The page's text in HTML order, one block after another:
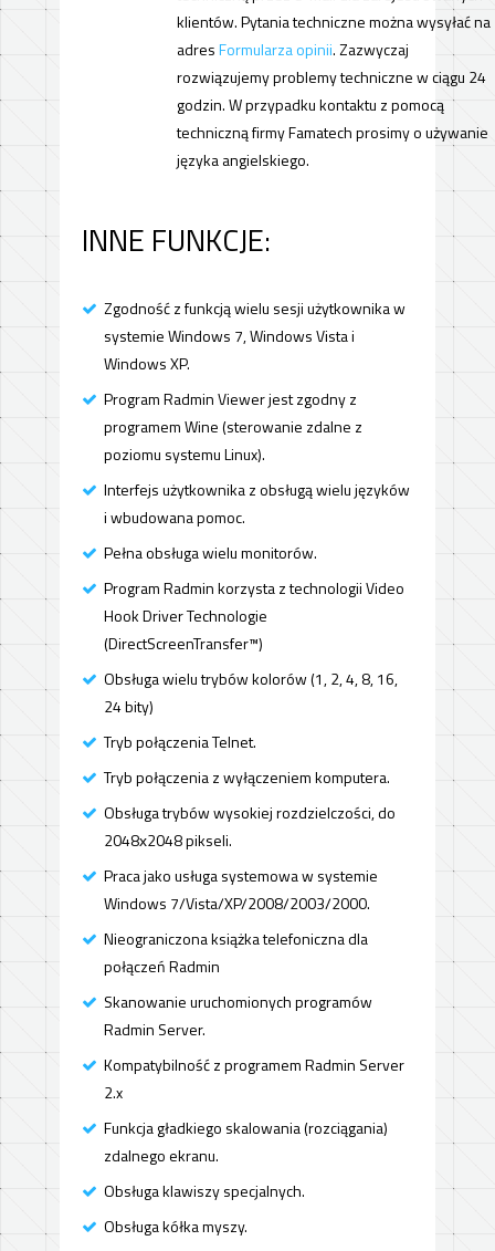
klientów. Pytania techniczne można wysyłać na
adresFormularza opinii. Zazwyczaj
rozwiązujemy problemy techniczne w ciągu 24
godzin. W przypadku kontaktu z pomocą
techniczną firmy Famatech prosimy o używanie
języka angielskiego.
INNE FUNKCJE:
Zgodność z funkcją wielu sesji użytkownika w
systemie Windows 7, Windows Vista i
Windows XP.
Program Radmin Viewer jest zgodny z
programem Wine (sterowanie zdalne z
poziomu systemu Linux).
Interfejs użytkownika z obsługą wielu języków
i wbudowana pomoc.
Pełna obsługa wielu monitorów.
Program Radmin korzysta z technologii Video
Hook Driver Technologie
(DirectScreenTransfer™)
Obsługa wielu trybów kolorów (1, 2, 4, 8, 16,
24 bity)
Tryb połączenia Telnet.
Tryb połączenia z wyłączeniem komputera.
Obsługa trybów wysokiej rozdzielczości, do
2048х2048 pikseli.
Praca jako usługa systemowa w systemie
Windows 7/Vista/XP/2008/2003/2000.
Nieograniczona książka telefoniczna dla
połączeń Radmin
Skanowanie uruchomionych programów
Radmin Server.
Kompatybilność z programem Radmin Server
2.x
Funkcja gładkiego skalowania (rozciągania)
zdalnego ekranu.
Obsługa klawiszy specjalnych.
Obsługa kółka myszy.